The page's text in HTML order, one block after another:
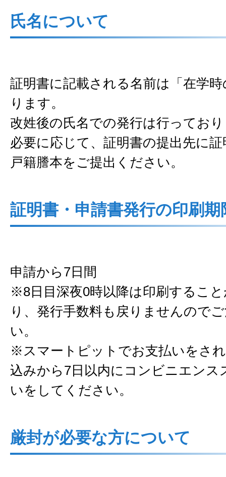
氏名について
証明書に記載される名前は「在学
ります。
改姓後の氏名での発行は行ってお
必要に応じて、証明書の提出先に
戸籍謄本をご提出ください。
証明書・申請書発行の印刷
申請から7日間
※8日目深夜0時以降は印刷するこ
り、発行手数料も戻りませんので
い。
※スマートピットでお支払いをさ
込みから7日以内にコンビニエンス
いをしてください。
厳封が必要な方について